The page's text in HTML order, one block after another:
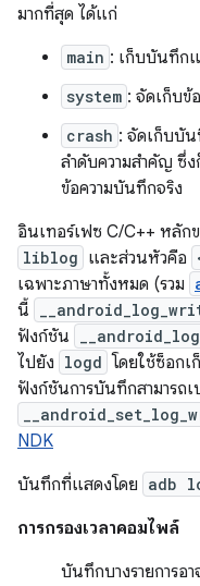
มากที่สุด ได้แก่
main : เก็บบันทึก
system : จัดเก็บข้
crash : จัดเก็บบั
ลำดับความสำคัญ ซึ่
ข้อความบันทึกจริง
อินเทอร์เฟซ C/C++ หลัก
liblog และส่วนหัวคือ
เฉพาะภาษาทั้งหมด (รวม
นี้
ฟังก์ชัน
ไปยัง logd โดยใช้ซ็อก
ฟังก์ชันการบันทึกสามารถ
NDK
บันทึกที่แสดงโดย adb
การกรองเวลาคอมไพล์
บันทึกบางรายการอ